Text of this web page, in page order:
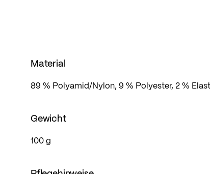
Material
89 % Polyamid/Nylon, 9 % Polyester, 2 %
Gewicht
100 g